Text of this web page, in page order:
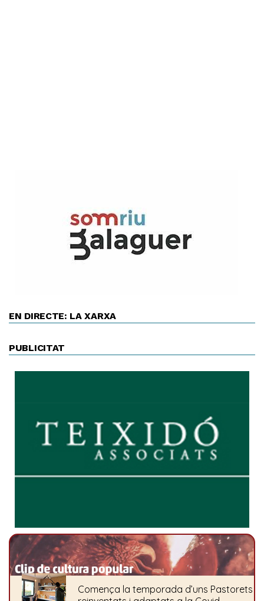
EN DIRECTE: LA XARXA
PUBLICITAT